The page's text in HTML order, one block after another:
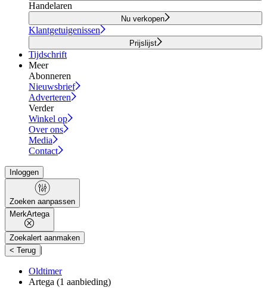
Handelaren
Nu verkopen
Klantgetuigenissen
Prijslijst
Tijdschrift
Meer
Abonneren
Nieuwsbrief
Adverteren
Verder
Winkel op
Over ons
Media
Contact
Inloggen
Zoeken aanpassen
MerkArtega
Zoekalert aanmaken
< Terug |
Oldtimer
Artega (1 aanbieding)